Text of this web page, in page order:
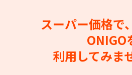
スーパー価格で
ONIGO
利用してみま